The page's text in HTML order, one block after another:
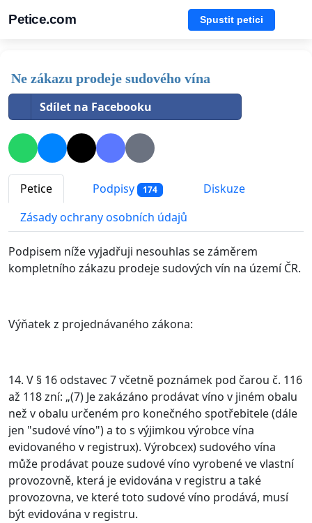
Petice.com Spustit petici
Ne zákazu prodeje sudového vína
Sdílet na Facebooku
Petice Podpisy 174
Diskuze
Zásady ochrany osobních údajů
Podpisem níže vyjadřuji nesouhlas se záměrem
kompletního zákazu prodeje sudových vín na území ČR.
Výňatek z projednávaného zákona:
14. V § 16 odstavec 7 včetně poznámek pod čarou č. 116
až 118 zní: „(7) Je zakázáno prodávat víno v jiném obalu
než v obalu určeném pro konečného spotřebitele (dále
jen "sudové víno") a to s výjimkou výrobce vína
evidovaného v registrux). Výrobcex) sudového vína
může prodávat pouze sudové víno vyrobené ve vlastní
provozovně, která je evidována v registru a také
provozovna, ve které toto sudové víno prodává, musí
být evidována v registru.